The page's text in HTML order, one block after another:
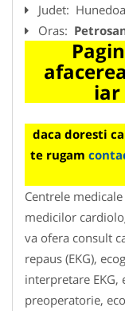
Judet:
Oras:
iar
daca doresti
te rugam
Centrele
medicilor
va ofera consult
repaus (EKG),
interpretare EKG,
preoperatorie,